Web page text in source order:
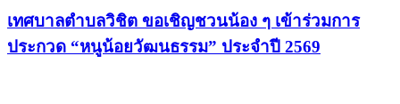
เทศบาลตำบลวิชิต ขอเชิญชวนน้อง ๆ เข้าร่วมการ
ประกวด “หนูน้อยวัฒนธรรม” ประจำปี 2569